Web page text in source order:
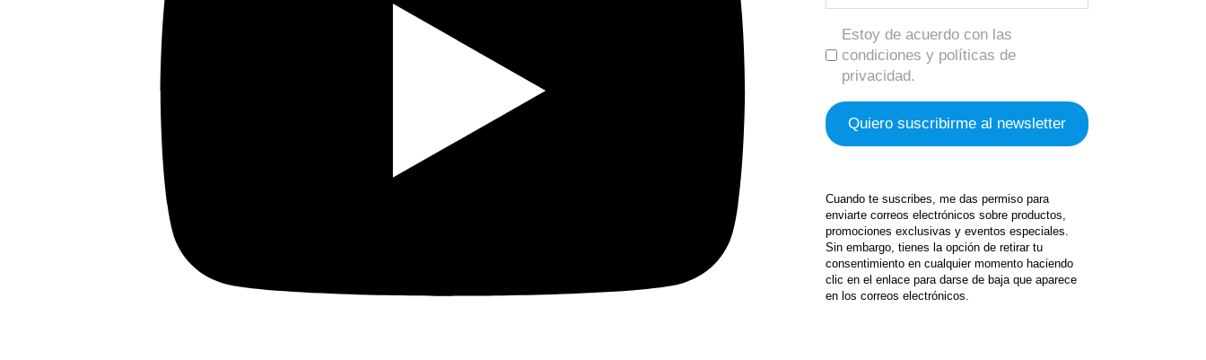
Estoy de acuerdo con las
condiciones y políticas de
privacidad.
Cuando te suscribes, me das permiso para
enviarte correos electrónicos sobre productos,
promociones exclusivas y eventos especiales.
Sin embargo, tienes la opción de retirar tu
consentimiento en cualquier momento haciendo
clic en el enlace para darse de baja que aparece
en los correos electrónicos.